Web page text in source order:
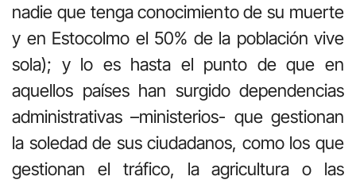
nadie que tenga conocimiento de su muerte
y en Estocolmo el 50% de la población vive
sola); y lo es hasta el punto de que en
aquellos países han surgido dependencias
administrativas –ministerios- que gestionan
la soledad de sus ciudadanos, como los que
gestionan el tráfico, la agricultura o las